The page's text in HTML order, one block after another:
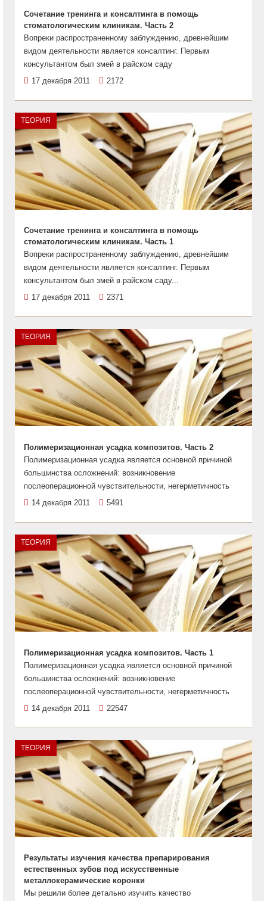
Сочетание тренинга и консалтинга в помощь
стоматологическим клиникам. Часть 2
Вопреки распространенному заблуждению, древнейшим
видом деятельности является консалтинг. Первым
консультантом был змей в райском саду
17 декабря 2011
2172
ТЕОРИЯ
Сочетание тренинга и консалтинга в помощь
стоматологическим клиникам. Часть 1
Вопреки распространенному заблуждению, древнейшим
видом деятельности является консалтинг. Первым
консультантом был змей в райском саду...
17 декабря 2011
2371
ТЕОРИЯ
Полимеризационная усадка композитов. Часть 2
Полимеризационная усадка является основной причиной
большинства осложнений: возникновение
послеоперационной чувствительности, негерметичность
14 декабря 2011
5491
ТЕОРИЯ
Полимеризационная усадка композитов. Часть 1
Полимеризационная усадка является основной причиной
большинства осложнений: возникновение
послеоперационной чувствительности, негерметичность
14 декабря 2011
22547
ТЕОРИЯ
Результаты изучения качества препарирования
естественных зубов под искусственные
металлокерамические коронки
Мы решили более детально изучить качество